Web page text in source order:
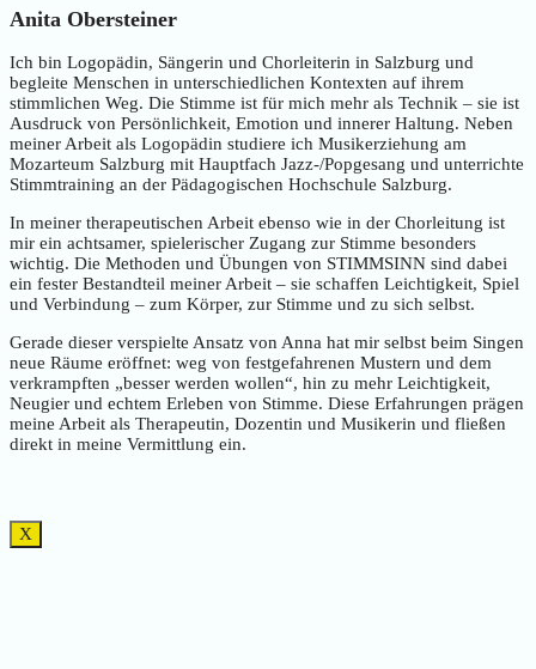
Anita Obersteiner
Ich bin Logopädin, Sängerin und Chorleiterin in Salzburg und
begleite Menschen in unterschiedlichen Kontexten auf ihrem
stimmlichen Weg. Die Stimme ist für mich mehr als Technik – sie ist
Ausdruck von Persönlichkeit, Emotion und innerer Haltung. Neben
meiner Arbeit als Logopädin studiere ich Musikerziehung am
Mozarteum Salzburg mit Hauptfach Jazz-/Popgesang und unterrichte
Stimmtraining an der Pädagogischen Hochschule Salzburg.
In meiner therapeutischen Arbeit ebenso wie in der Chorleitung ist
mir ein achtsamer, spielerischer Zugang zur Stimme besonders
wichtig. Die Methoden und Übungen von STIMMSINN sind dabei
ein fester Bestandteil meiner Arbeit – sie schaffen Leichtigkeit, Spiel
und Verbindung – zum Körper, zur Stimme und zu sich selbst.
Gerade dieser verspielte Ansatz von Anna hat mir selbst beim Singen
neue Räume eröffnet: weg von festgefahrenen Mustern und dem
verkrampften „besser werden wollen“, hin zu mehr Leichtigkeit,
Neugier und echtem Erleben von Stimme. Diese Erfahrungen prägen
meine Arbeit als Therapeutin, Dozentin und Musikerin und fließen
direkt in meine Vermittlung ein.
X